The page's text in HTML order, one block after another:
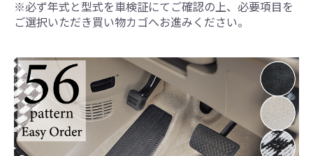
※必ず年式と型式を車検証にてご確認の上、必要項目を
ご選択いただき買い物カゴへお進みください。